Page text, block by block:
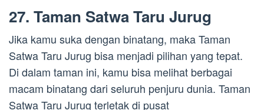
27. Taman Satwa Taru Jurug
Jika kamu suka dengan binatang, maka Taman
Satwa Taru Jurug bisa menjadi pilihan yang tepat.
Di dalam taman ini, kamu bisa melihat berbagai
macam binatang dari seluruh penjuru dunia. Taman
Satwa Taru Jurug terletak di pusat